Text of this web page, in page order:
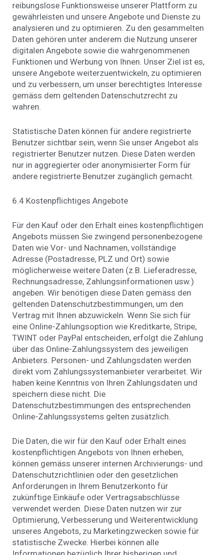
reibungslose Funktionsweise unserer Plattform zu
gewährleisten und unsere Angebote und Dienste zu
analysieren und zu optimieren. Zu den gesammelten
Daten gehören unter anderem die Nutzung unserer
digitalen Angebote sowie die wahrgenommenen
Funktionen und Werbung von Ihnen. Unser Ziel ist es,
unsere Angebote weiterzuentwickeln, zu optimieren
und zu verbessern, um unser berechtigtes Interesse
gemäss dem geltenden Datenschutzrecht zu
wahren.
Statistische Daten können für andere registrierte
Benutzer sichtbar sein, wenn Sie unser Angebot als
registrierter Benutzer nutzen. Diese Daten werden
nur in aggregierter oder anonymisierter Form für
andere registrierte Benutzer zugänglich gemacht.
6.4 Kostenpflichtiges Angebote
Für den Kauf oder den Erhalt eines kostenpflichtigen
Angebots müssen Sie zwingend personenbezogene
Daten wie Vor- und Nachnamen, vollständige
Adresse (Postadresse, PLZ und Ort) sowie
möglicherweise weitere Daten (z.B. Lieferadresse,
Rechnungsadresse, Zahlungsinformationen usw.)
angeben. Wir benötigen diese Daten gemäss den
geltenden Datenschutzbestimmungen, um den
Vertrag mit Ihnen abzuwickeln. Wenn Sie sich für
eine Online-Zahlungsoption wie Kreditkarte, Stripe,
TWINT oder PayPal entscheiden, erfolgt die Zahlung
über das Online-Zahlungssystem des jeweiligen
Anbieters. Personen- und Zahlungsdaten werden
direkt vom Zahlungssystemanbieter verarbeitet. Wir
haben keine Kenntnis von Ihren Zahlungsdaten und
speichern diese nicht. Die
Datenschutzbestimmungen des entsprechenden
Online-Zahlungssystems gelten zusätzlich.
Die Daten, die wir für den Kauf oder Erhalt eines
kostenpflichtigen Angebots von Ihnen erheben,
können gemäss unserer internen Archivierungs- und
Datenschutzrichtlinien oder den gesetzlichen
Anforderungen in Ihrem Benutzerkonto für
zukünftige Einkäufe oder Vertragsabschlüsse
verwendet werden. Diese Daten nutzen wir zur
Optimierung, Verbesserung und Weiterentwicklung
unseres Angebots, zu Marketingzwecken sowie für
statistische Zwecke. Hierbei können alle